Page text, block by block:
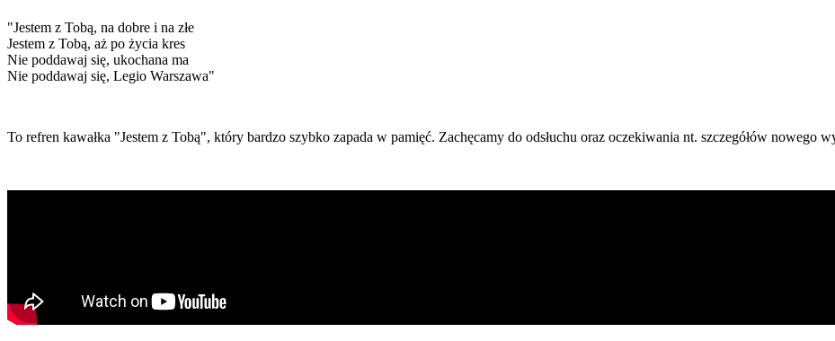
"Jestem z Tobą, na dobre i na złe
Jestem z Tobą, aż po życia kres
Nie poddawaj się, ukochana ma
Nie poddawaj się, Legio Warszawa"
To refren kawałka "Jestem z Tobą", który bardzo szybko zapada w pamięć. Zachęcamy do odsłuchu oraz oczekiwania nt. szczegółów nowego